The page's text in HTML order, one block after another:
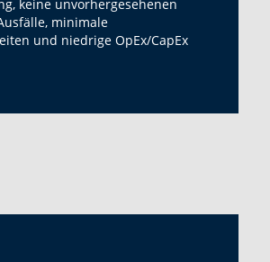
keine unvorhergesehenen
minimale
und niedrige OpEx/CapEx